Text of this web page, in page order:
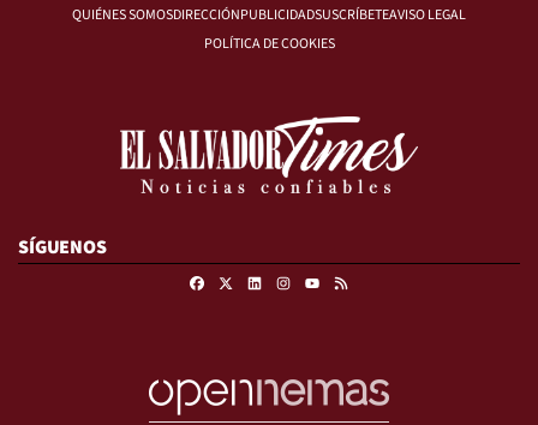
QUIÉNES SOMOSDIRECCIÓNPUBLICIDADSUSCRÍBETEAVISO LEGAL
POLÍTICA DE COOKIES
SÍGUENOS
FacebookLinkedinInstagram